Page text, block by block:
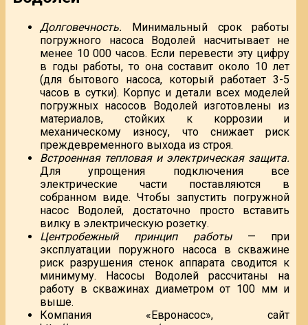
Долговечность. Минимальный срок работы
погружного насоса Водолей насчитывает не
менее 10 000 часов. Если перевести эту цифру
в годы работы, то она составит около 10 лет
(для бытового насоса, который работает 3-5
часов в сутки). Корпус и детали всех моделей
погружных насосов Водолей изготовлены из
материалов, стойких к коррозии и
механическому износу, что снижает риск
преждевременного выхода из строя.
Встроенная тепловая и электрическая защита.
Для упрощения подключения все
электрические части поставляются в
собранном виде. Чтобы запустить погружной
насос Водолей, достаточно просто вставить
вилку в электрическую розетку.
Центробежный принцип работы — при
эксплуатации поружного насоса в скважине
риск разрушения стенок аппарата сводится к
минимуму. Насосы Водолей рассчитаны на
работу в скважинах диаметром от 100 мм и
выше.
Компания «Евронасос», сайт